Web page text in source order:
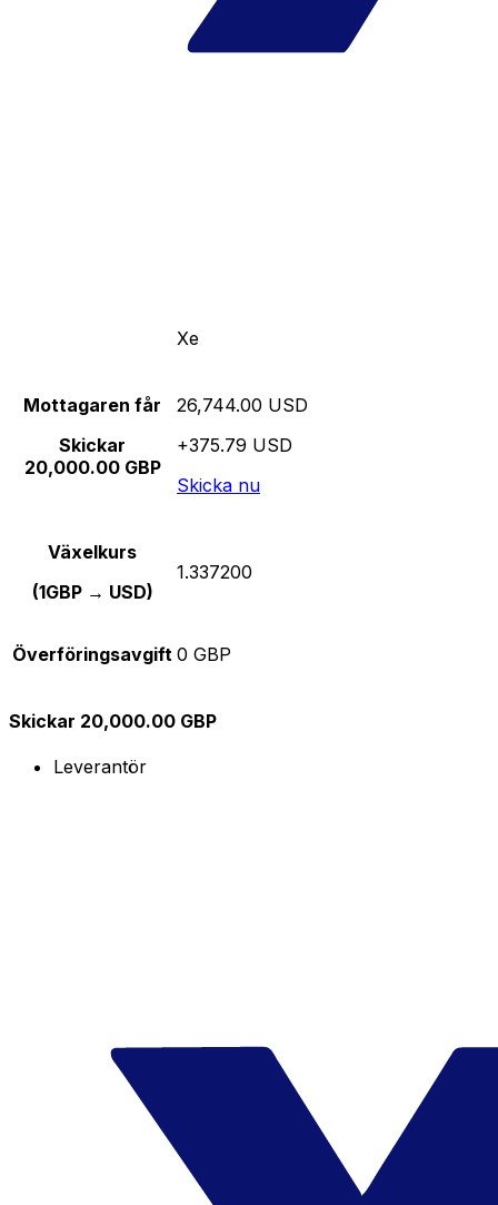
Xe
Mottagaren får
Skickar
20,000.00 GBP
26,744.00 USD
+375.79 USD
Skicka nu
Växelkurs
(1GBP → USD)
1.337200
Överföringsavgift 0 GBP
Skickar 20,000.00 GBP
Leverantör